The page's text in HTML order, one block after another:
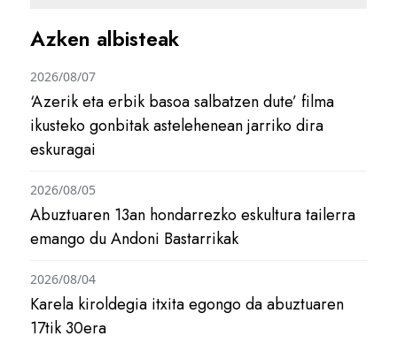
Azken albisteak
‘Azerik eta erbik basoa salbatzen dute’ filma
ikusteko gonbitak astelehenean jarriko dira
eskuragai
2026/08/07
Abuztuaren 13an hondarrezko eskultura tailerra
emango du Andoni Bastarrikak
2026/08/05
Karela kiroldegia itxita egongo da abuztuaren
17tik 30era
2026/08/04